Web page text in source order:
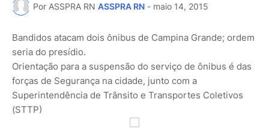
Por ASSPRA RN ASSPRA RN - maio 14, 2015
Bandidos atacam dois ônibus de Campina Grande; ordem
seria do presídio.
Orientação para a suspensão do serviço de ônibus é das
forças de Segurança na cidade, junto com a
Superintendência de Trânsito e Transportes Coletivos
(STTP)